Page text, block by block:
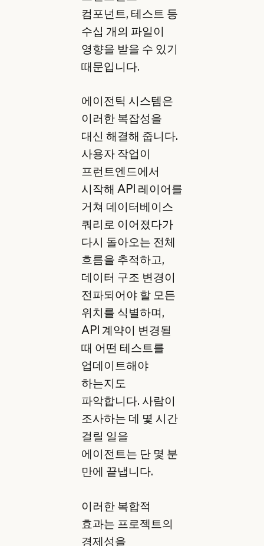
컴포넌트, 테스트 등
수십 개의 파일이
영향을 받을 수 있기
때문입니다.
에이전틱 시스템은
이러한 복잡성을
대신 해결해 줍니다.
사용자 작업이
프런트엔드에서
시작해 API 레이어를
거쳐 데이터베이스
쿼리로 이어졌다가
다시 돌아오는 전체
흐름을 추적하고,
데이터 구조 변경이
전파되어야 할 모든
위치를 식별하며,
API 계약이 변경될
때 어떤 테스트를
업데이트해야
하는지도
파악합니다. 사람이
조사하는 데 몇 시간
걸릴 일을
에이전트는 단 몇 분
만에 끝냅니다.
이러한 복합적
효과는 프로젝트의
경제성을